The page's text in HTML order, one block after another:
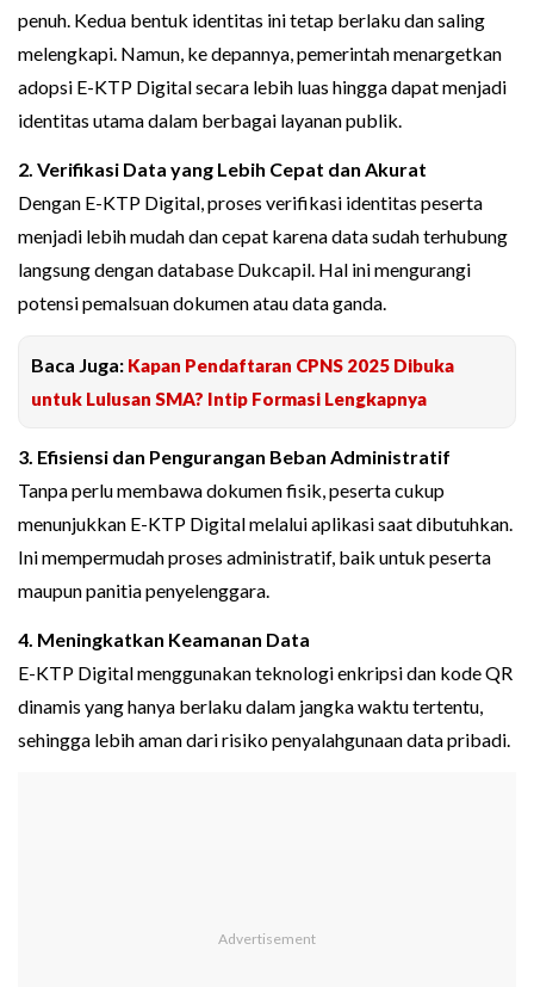
penuh. Kedua bentuk identitas ini tetap berlaku dan saling
melengkapi. Namun, ke depannya, pemerintah menargetkan
adopsi E-KTP Digital secara lebih luas hingga dapat menjadi
identitas utama dalam berbagai layanan publik.
2. Verifikasi Data yang Lebih Cepat dan Akurat
Dengan E-KTP Digital, proses verifikasi identitas peserta
menjadi lebih mudah dan cepat karena data sudah terhubung
langsung dengan database Dukcapil. Hal ini mengurangi
potensi pemalsuan dokumen atau data ganda.
Baca Juga: Kapan Pendaftaran CPNS 2025 Dibuka
untuk Lulusan SMA? Intip Formasi Lengkapnya
3. Efisiensi dan Pengurangan Beban Administratif
Tanpa perlu membawa dokumen fisik, peserta cukup
menunjukkan E-KTP Digital melalui aplikasi saat dibutuhkan.
Ini mempermudah proses administratif, baik untuk peserta
maupun panitia penyelenggara.
4. Meningkatkan Keamanan Data
E-KTP Digital menggunakan teknologi enkripsi dan kode QR
dinamis yang hanya berlaku dalam jangka waktu tertentu,
sehingga lebih aman dari risiko penyalahgunaan data pribadi.